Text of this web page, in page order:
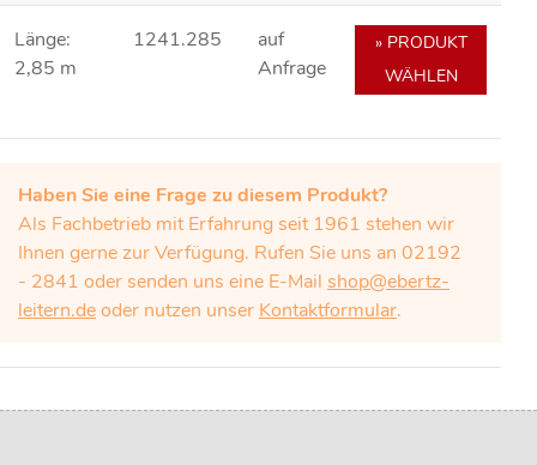
Länge:
2,85 m
1241.285
auf
Anfrage
» PRODUKT
WÄHLEN
Haben Sie eine Frage zu diesem Produkt?
Als Fachbetrieb mit Erfahrung seit 1961 stehen wir
Ihnen gerne zur Verfügung. Rufen Sie uns an 02192
- 2841 oder senden uns eine E-Mail shop@ebertz-
leitern.deoder nutzen unser Kontaktformular.